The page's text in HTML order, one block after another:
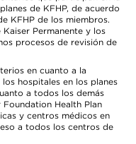
de KFHP, de acuerdo
KFHP de los miembros.
Permanente y los
procesos de revisión de
en cuanto a la
hospitales en los planes
a todos los demás
Health Plan
y centros médicos en
a todos los centros de